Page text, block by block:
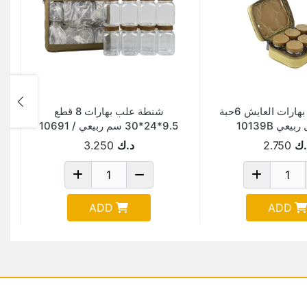
شنطة علب بهارات العايش 6حبة
2.750
ADD
شنطة علب بهارات 8 قطع
9.5*24*30 سم ربيعي / 10691
د.ك 3.250
ADD